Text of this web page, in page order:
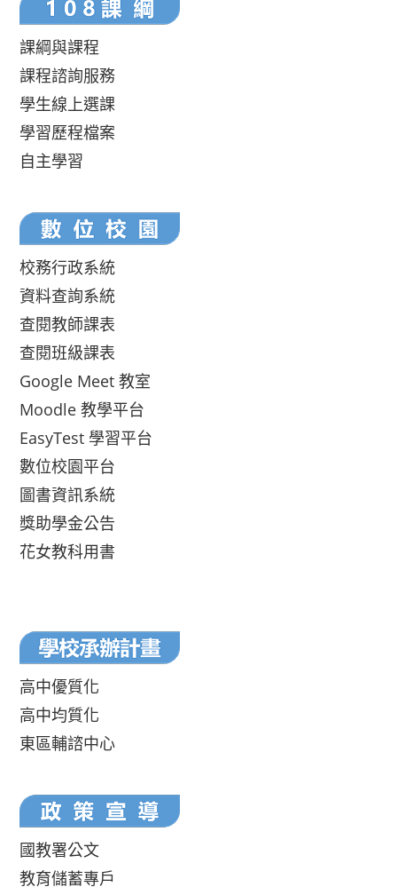
課綱與課程
課程諮詢服務
學生線上選課
學習歷程檔案
自主學習
校務行政系統
資料查詢系統
查閱教師課表
查閱班級課表
Google Meet 教室
Moodle 教學平台
EasyTest 學習平台
數位校園平台
圖書資訊系統
獎助學金公告
花女教科用書
高中優質化
高中均質化
東區輔諮中心
國教署公文
教育儲蓄專戶